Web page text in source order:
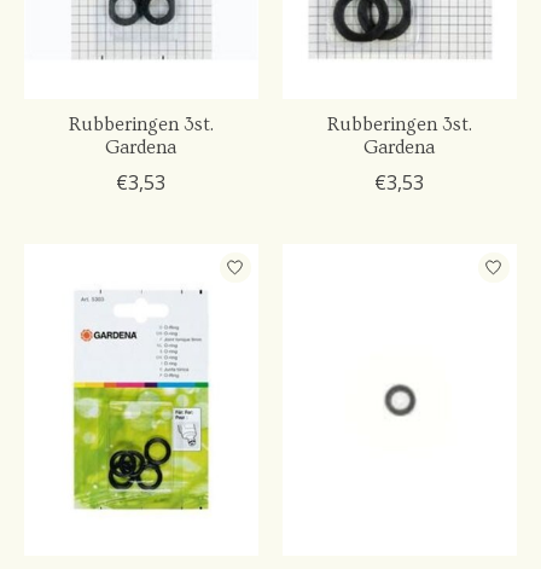
Rubberingen 3st.
Gardena
€3,53
Rubberingen 3st.
Gardena
€3,53